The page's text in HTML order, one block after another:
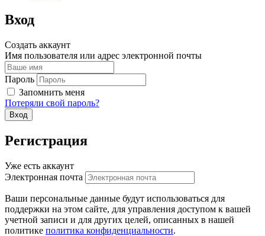
Вход
Создать аккаунт
Имя пользователя или адрес электронной почты
Пароль
Запомнить меня
Потеряли свой пароль?
Регистрация
Уже есть аккаунт
Электронная почта
Ваши персональные данные будут использоваться для
поддержки на этом сайте, для управления доступом к вашей
учетной записи и для других целей, описанных в нашей
политике политика конфиденциальности.